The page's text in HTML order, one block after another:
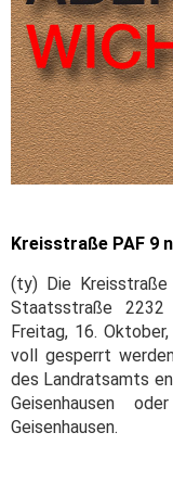
Kreisstraße PAF 9
(ty) Die
Staatsstraße
Freitag, 16.
voll gesperrt
des Landratsamts
Geisenhausen
Geisenhausen.